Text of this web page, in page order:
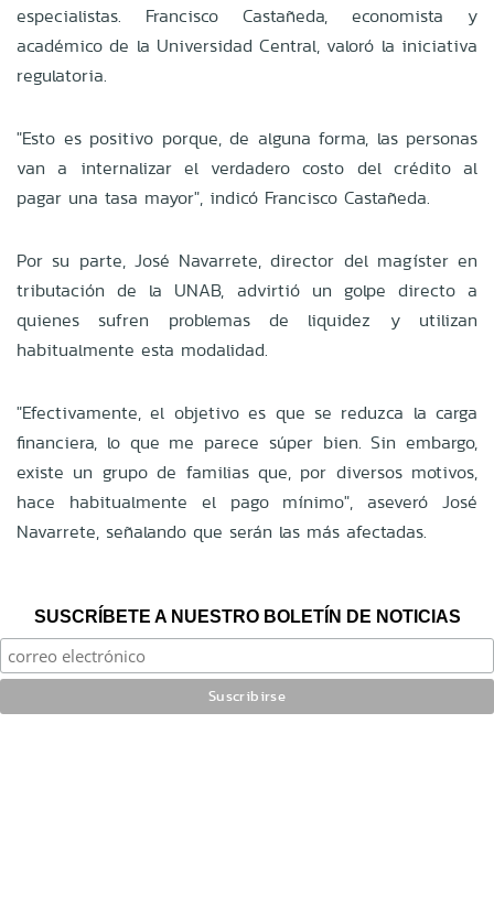
especialistas. Francisco Castañeda, economista y
académico de la Universidad Central, valoró la iniciativa
regulatoria.
"Esto es positivo porque, de alguna forma, las personas
van a internalizar el verdadero costo del crédito al
pagar una tasa mayor", indicó Francisco Castañeda.
Por su parte, José Navarrete, director del magíster en
tributación de la UNAB, advirtió un golpe directo a
quienes sufren problemas de liquidez y utilizan
habitualmente esta modalidad.
"Efectivamente, el objetivo es que se reduzca la carga
financiera, lo que me parece súper bien. Sin embargo,
existe un grupo de familias que, por diversos motivos,
hace habitualmente el pago mínimo", aseveró José
Navarrete, señalando que serán las más afectadas.
SUSCRÍBETE A NUESTRO BOLETÍN DE NOTICIAS